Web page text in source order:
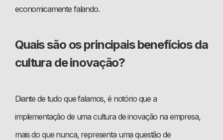
economicamente falando.
Quais são os principais benefícios da
cultura de inovação?
Diante de tudo que falamos, é notório que a
implementação de uma cultura de inovação na empresa,
mais do que nunca, representa uma questão de